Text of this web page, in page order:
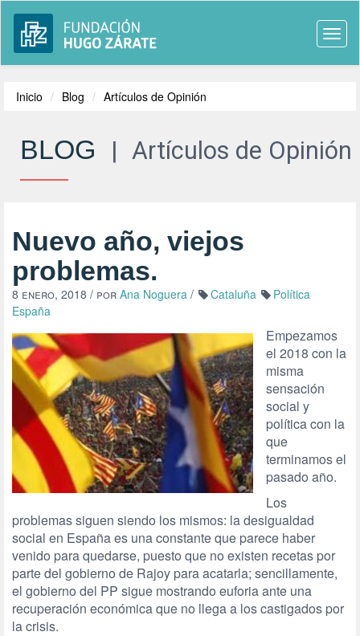
Inicio Blog Artículos de Opinión
BLOG | Artículos de Opinión
Nuevo año, viejos
problemas.
8 enero, 2018 / por Ana Noguera / Cataluña
Política
España
Empezamos
el 2018 con la
misma
sensación
social y
política con la
que
terminamos el
pasado año.
Los
problemas siguen siendo los mismos: la desigualdad
social en España es una constante que parece haber
venido para quedarse, puesto que no existen recetas por
parte del gobierno de Rajoy para acatarla; sencillamente,
el gobierno del PP sigue mostrando euforia ante una
recuperación económica que no llega a los castigados por
la crisis.